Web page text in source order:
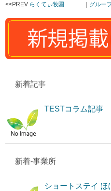
<<PREV らくてぃ牧園 ｜ グルー
新着記事
TESTコラム記事
新着-事業所
ショートステイ ほ